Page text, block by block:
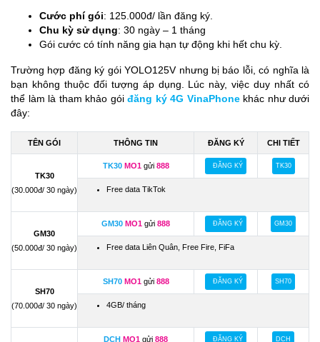
Cước phí gói: 125.000đ/ lần đăng ký.
Chu kỳ sử dụng: 30 ngày – 1 tháng
Gói cước có tính năng gia hạn tự động khi hết chu kỳ.
Trường hợp đăng ký gói YOLO125V nhưng bị báo lỗi, có nghĩa là
bạn không thuộc đối tượng áp dụng. Lúc này, việc duy nhất có
thể làm là tham khảo gói đăng ký 4G VinaPhonekhác như dưới
đây:
TÊN GÓI THÔNG TIN ĐĂNG KÝ CHI TIẾT
TK30
(30.000đ/ 30 ngày)
TK30 MO1 gửi 888 ĐĂNG KÝ TK30
Free data TikTok
GM30
(50.000đ/ 30 ngày)
GM30 MO1 gửi 888 ĐĂNG KÝ GM30
Free data Liên Quân, Free Fire, FiFa
SH70
(70.000đ/ 30 ngày)
SH70 MO1 gửi 888 ĐĂNG KÝ SH70
4GB/ tháng
DCH MO1 gửi 888 ĐĂNG KÝ DCH